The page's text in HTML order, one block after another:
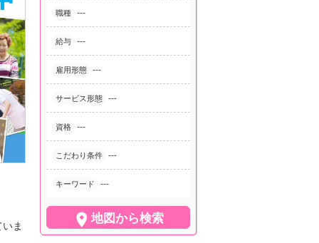
職種 ---
給与 ---
雇用形態 ---
サービス形態 ---
資格 ---
こだわり条件 ---
キーワード ---
 地図から検索
ま